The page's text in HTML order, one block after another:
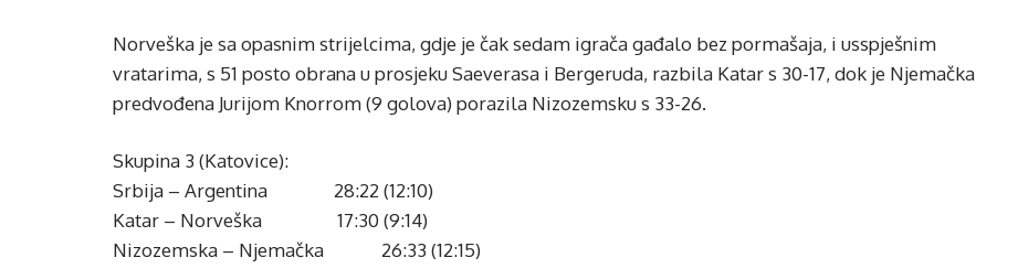
Norveška je sa opasnim strijelcima, gdje je čak sedam igrača gađalo bez pormašaja, i usspješnim
vratarima, s 51 posto obrana u prosjeku Saeverasa i Bergeruda, razbila Katar s 30-17, dok je Njemačka
predvođena Jurijom Knorrom (9 golova) porazila Nizozemsku s 33-26.
Skupina 3 (Katovice):
Srbija – Argentina 28:22 (12:10)
Katar – Norveška 17:30 (9:14)
Nizozemska – Njemačka 26:33 (12:15)